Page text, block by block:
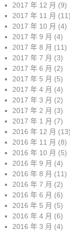
2017 年 12 月 (9)
2017 年 11 月 (11)
2017 年 10 月 (4)
2017 年 9 月 (4)
2017 年 8 月 (11)
2017 年 7 月 (3)
2017 年 6 月 (2)
2017 年 5 月 (5)
2017 年 4 月 (4)
2017 年 3 月 (2)
2017 年 2 月 (3)
2017 年 1 月 (7)
2016 年 12 月 (13)
2016 年 11 月 (8)
2016 年 10 月 (5)
2016 年 9 月 (4)
2016 年 8 月 (11)
2016 年 7 月 (2)
2016 年 6 月 (6)
2016 年 5 月 (5)
2016 年 4 月 (6)
2016 年 3 月 (4)